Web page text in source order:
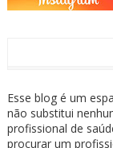
Esse blog é um
não substitui
profissional de
procurar um